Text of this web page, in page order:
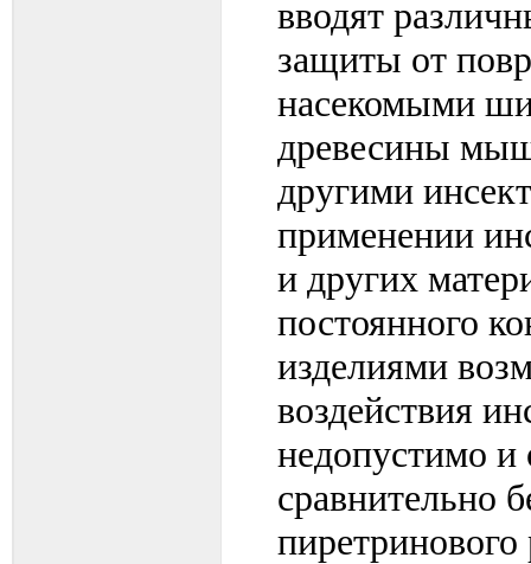
вводят
защиты от
насекомыми
древесины
другими
применении
и других
постоянного
изделиями
воздействия
недопустимо и
сравнительно
пиретринового